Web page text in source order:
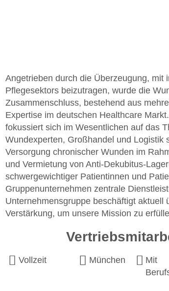
Angetrieben durch die Überzeugung,
Pflegesektors beizutragen, wurde die
Zusammenschluss, bestehend aus
Expertise im deutschen Healthcare
fokussiert sich im Wesentlichen auf das
Wundexperten, Großhandel und Logistik
Versorgung chronischer Wunden im
und Vermietung von Anti-Dekubitus-
schwergewichtiger Patientinnen und
Gruppenunternehmen zentrale
Unternehmensgruppe beschäftigt
Verstärkung, um unsere Mission zu
Vollzeit München
Mit